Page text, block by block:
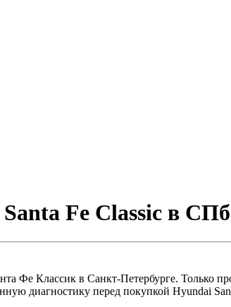
Fe Classic в СПб
Фе Классик в Санкт-Петербурге. Только
диагностику перед покупкой Hyundai